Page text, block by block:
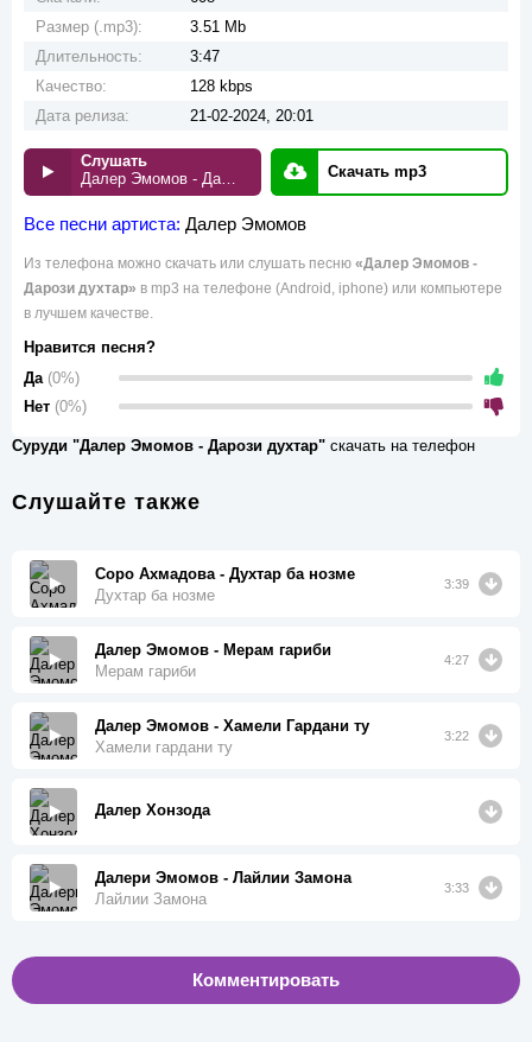
Размер (.mp3):
3.51 Mb
Длительность:
3:47
Качество:
128 kbps
Дата релиза:
21-02-2024, 20:01
Слушать
Далер Эмомов - Дарози духтар
Скачать mp3
Все песни артиста: Далер Эмомов
Из телефона можно скачать или слушать песню «Далер Эмомов -
Дарози духтар» в mp3 на телефоне (Android, iphone) или компьютере
в лучшем качестве.
Нравится песня?
Да (0%)
Нет (0%)
Суруди "Далер Эмомов - Дарози духтар" скачать на телефон
Слушайте также
Соро Ахмадова - Духтар ба нозме
Духтар ба нозме
3:39
Далер Эмомов - Мерам гариби
Мерам гариби
4:27
Далер Эмомов - Хамели Гардани ту
Хамели гардани ту
3:22
Далер Хонзода
Далери Эмомов - Лайлии Замона
Лайлии Замона
3:33
Комментировать